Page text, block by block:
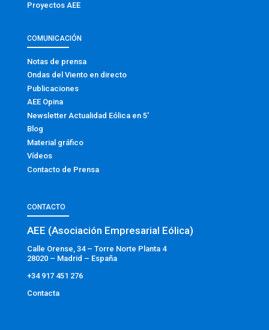
Proyectos AEE
COMUNICACIÓN
Notas de prensa
Ondas del Viento en directo
Publicaciones
AEE Opina
Newsletter Actualidad Eólica en 5′
Blog
Material gráfico
Vídeos
Contacto de Prensa
CONTACTO
AEE (Asociación Empresarial Eólica)
Calle Orense, 34 – Torre Norte Planta 4
28020 – Madrid – España
+34 917 451 276
Contacta